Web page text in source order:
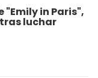
"Emily in Paris",
luchar